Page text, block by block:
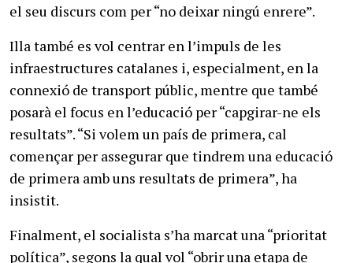
el seu discurs com per “no deixar ningú enrere”.
Illa també es vol centrar en l’impuls de les
infraestructures catalanes i, especialment, en la
connexió de transport públic, mentre que també
posarà el focus en l’educació per “capgirar-ne els
resultats”. “Si volem un país de primera, cal
començar per assegurar que tindrem una educació
de primera amb uns resultats de primera”, ha
insistit.
Finalment, el socialista s’ha marcat una “prioritat
política”, segons la qual vol “obrir una etapa de